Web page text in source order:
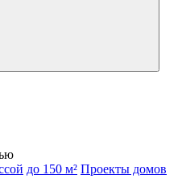
до 150 м² Проекты домов